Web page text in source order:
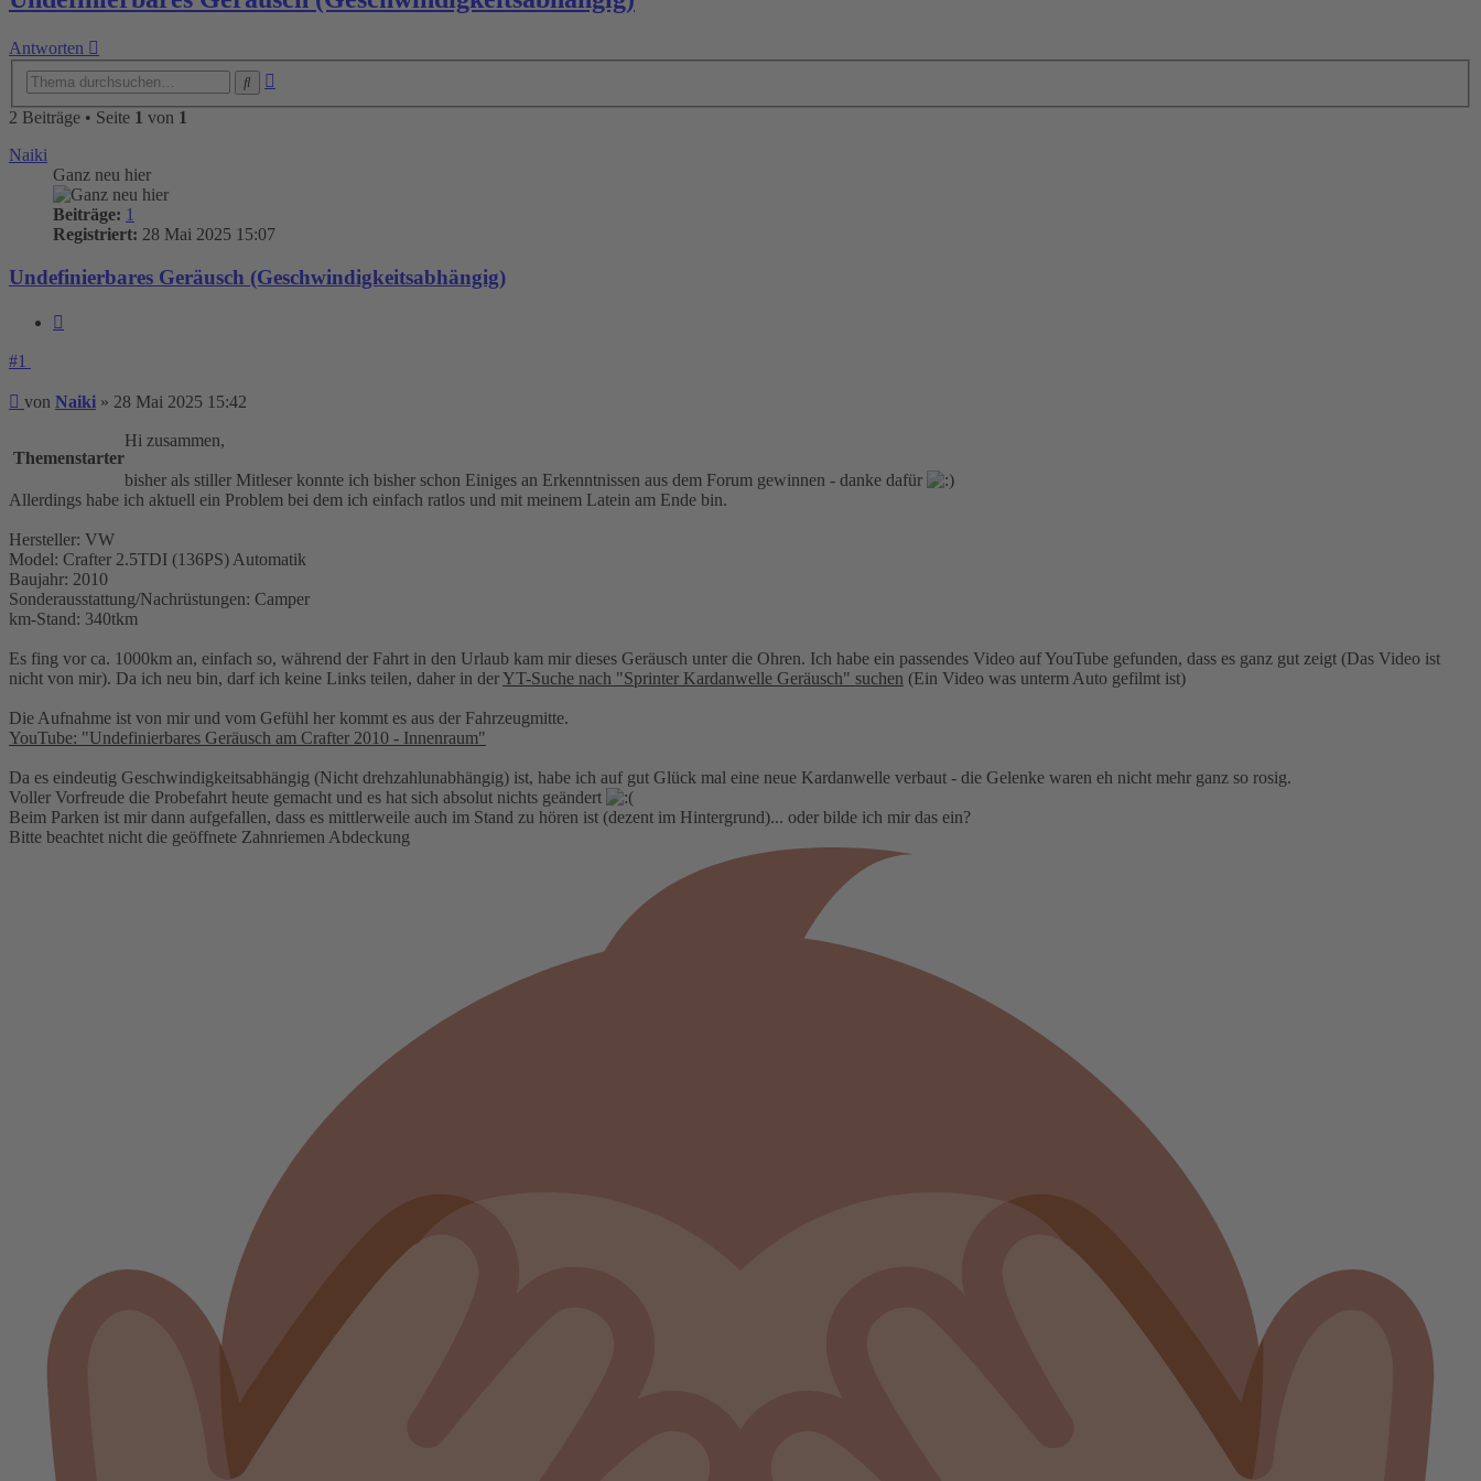
Antworten
2 Beiträge • Seite 1 von 1
Naiki
Ganz neu hier
Beiträge: 1
Registriert: 28 Mai 2025 15:07
Undefinierbares Geräusch (Geschwindigkeitsabhängig)
#1
Beitrag
von Naiki » 28 Mai 2025 15:42
Themenstarter
Hi zusammen,
bisher als stiller Mitleser konnte ich bisher schon Einiges an Erkenntnissen aus dem Forum gewinnen - danke dafür
Allerdings habe ich aktuell ein Problem bei dem ich einfach ratlos und mit meinem Latein am Ende bin.
Hersteller: VW
Model: Crafter 2.5TDI (136PS) Automatik
Baujahr: 2010
Sonderausstattung/Nachrüstungen: Camper
km-Stand: 340tkm
Es fing vor ca. 1000km an, einfach so, während der Fahrt in den Urlaub kam mir dieses Geräusch unter die Ohren. Ich habe ein passendes Video auf YouTube gefunden, dass es ganz gut zeigt (Das Video ist
nicht von mir). Da ich neu bin, darf ich keine Links teilen, daher in derYT-Suche nach "Sprinter Kardanwelle Geräusch" suchen (Ein Video was unterm Auto gefilmt ist)
Die Aufnahme ist von mir und vom Gefühl her kommt es aus der Fahrzeugmitte.
YouTube: "Undefinierbares Geräusch am Crafter 2010 - Innenraum"
Da es eindeutig Geschwindigkeitsabhängig (Nicht drehzahlunabhängig) ist, habe ich auf gut Glück mal eine neue Kardanwelle verbaut - die Gelenke waren eh nicht mehr ganz so rosig.
Voller Vorfreude die Probefahrt heute gemacht und es hat sich absolut nichts geändert
Beim Parken ist mir dann aufgefallen, dass es mittlerweile auch im Stand zu hören ist (dezent im Hintergrund)... oder bilde ich mir das ein?
Bitte beachtet nicht die geöffnete Zahnriemen Abdeckung